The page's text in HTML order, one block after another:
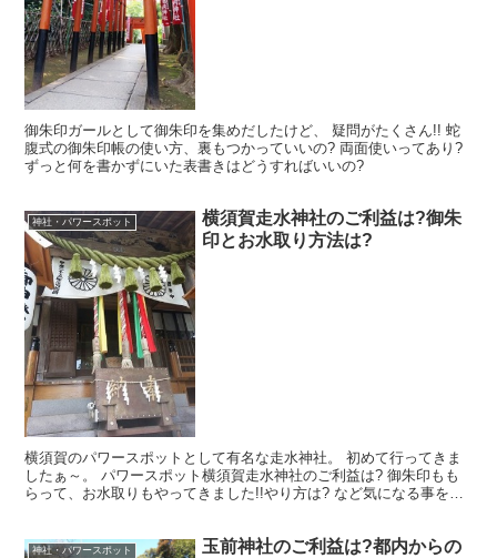
御朱印ガールとして御朱印を集めだしたけど、 疑問がたくさん!! 蛇
腹式の御朱印帳の使い方、裏もつかっていいの? 両面使いってあり?
ずっと何を書かずにいた表書きはどうすればいいの?
神社・パワースポット
横須賀走水神社のご利益は?御朱
印とお水取り方法は?
横須賀のパワースポットとして有名な走水神社。 初めて行ってきま
したぁ～。 パワースポット横須賀走水神社のご利益は? 御朱印もも
らって、お水取りもやってきました!!やり方は? など気になる事をレ
神社・パワースポット
玉前神社のご利益は?都内からの